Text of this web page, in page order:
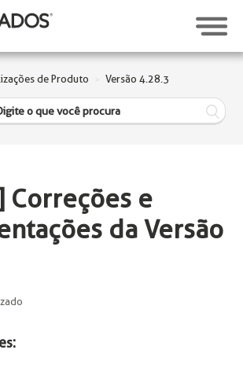
de Produto Versão 4.28.3
Correções e
da Versão